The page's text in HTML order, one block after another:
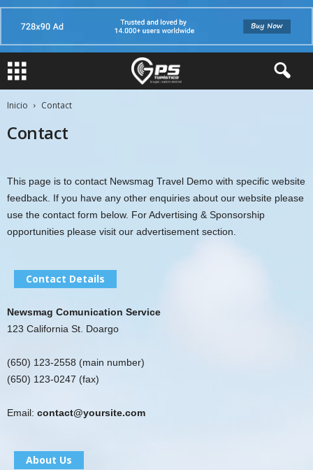
Inicio Contact
Contact
This page is to contact Newsmag Travel Demo with specific website
feedback. If you have any other enquiries about our website please
use the contact form below. For Advertising & Sponsorship
opportunities please visit our advertisement section.
Contact Details
Newsmag Comunication Service
123 California St. Doargo
(650) 123-2558 (main number)
(650) 123-0247 (fax)
Email: contact@yoursite.com
About Us